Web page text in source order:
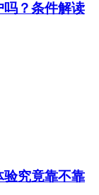
？条件解读
究竟靠不靠